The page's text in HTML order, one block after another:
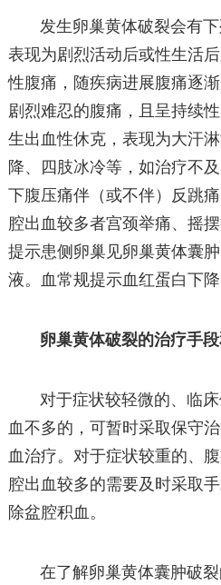
发生卵巢黄体破裂会有
表现为剧烈活动后或性生活
性腹痛，随疾病进展腹痛逐
剧烈难忍的腹痛，且呈持续
生出血性休克，表现为大汗
降、四肢冰冷等，如治疗不
下腹压痛伴（或不伴）反跳
腔出血较多者宫颈举痛、摇
提示患侧卵巢见卵巢黄体囊
液。血常规提示血红蛋白下
卵巢黄体破裂的治疗手
对于症状较轻微的、临
血不多的，可暂时采取保守
血治疗。对于症状较重的、
腔出血较多的需要及时采取
除盆腔积血。
在了解卵巢黄体囊肿破